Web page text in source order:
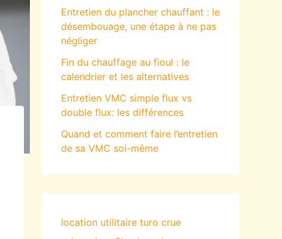
Entretien du plancher chauffant : le
désembouage, une étape à ne pas
négliger
Fin du chauffage au fioul : le
calendrier et les alternatives
Entretien VMC simple flux vs
double flux: les différences
Quand et comment faire l’entretien
de sa VMC soi-même
location utilitaire turo crue